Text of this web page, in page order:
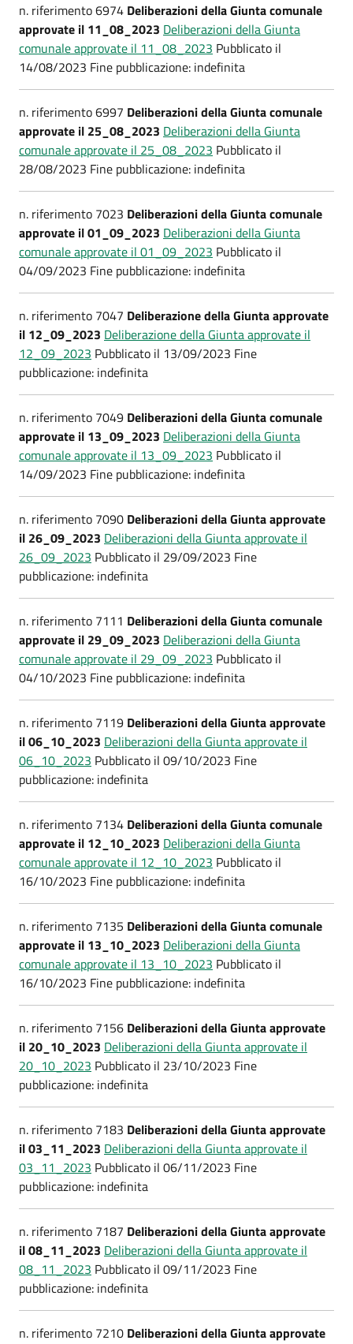
n. riferimento 6974 Deliberazioni della Giunta comunale
approvate il 11_08_2023 Deliberazioni della Giunta
comunale approvate il 11_08_2023 Pubblicato il
14/08/2023 Fine pubblicazione: indefinita
n. riferimento 6997 Deliberazioni della Giunta comunale
approvate il 25_08_2023 Deliberazioni della Giunta
comunale approvate il 25_08_2023 Pubblicato il
28/08/2023 Fine pubblicazione: indefinita
n. riferimento 7023 Deliberazioni della Giunta comunale
approvate il 01_09_2023 Deliberazioni della Giunta
comunale approvate il 01_09_2023 Pubblicato il
04/09/2023 Fine pubblicazione: indefinita
n. riferimento 7047 Deliberazione della Giunta approvate
il 12_09_2023 Deliberazione della Giunta approvate il
12_09_2023 Pubblicato il 13/09/2023 Fine
pubblicazione: indefinita
n. riferimento 7049 Deliberazioni della Giunta comunale
approvate il 13_09_2023 Deliberazioni della Giunta
comunale approvate il 13_09_2023 Pubblicato il
14/09/2023 Fine pubblicazione: indefinita
n. riferimento 7090 Deliberazioni della Giunta approvate
il 26_09_2023 Deliberazioni della Giunta approvate il
26_09_2023 Pubblicato il 29/09/2023 Fine
pubblicazione: indefinita
n. riferimento 7111 Deliberazioni della Giunta comunale
approvate il 29_09_2023 Deliberazioni della Giunta
comunale approvate il 29_09_2023 Pubblicato il
04/10/2023 Fine pubblicazione: indefinita
n. riferimento 7119 Deliberazioni della Giunta approvate
il 06_10_2023 Deliberazioni della Giunta approvate il
06_10_2023 Pubblicato il 09/10/2023 Fine
pubblicazione: indefinita
n. riferimento 7134 Deliberazioni della Giunta comunale
approvate il 12_10_2023 Deliberazioni della Giunta
comunale approvate il 12_10_2023 Pubblicato il
16/10/2023 Fine pubblicazione: indefinita
n. riferimento 7135 Deliberazioni della Giunta comunale
approvate il 13_10_2023 Deliberazioni della Giunta
comunale approvate il 13_10_2023 Pubblicato il
16/10/2023 Fine pubblicazione: indefinita
n. riferimento 7156 Deliberazioni della Giunta approvate
il 20_10_2023 Deliberazioni della Giunta approvate il
20_10_2023 Pubblicato il 23/10/2023 Fine
pubblicazione: indefinita
n. riferimento 7183 Deliberazioni della Giunta approvate
il 03_11_2023 Deliberazioni della Giunta approvate il
03_11_2023 Pubblicato il 06/11/2023 Fine
pubblicazione: indefinita
n. riferimento 7187 Deliberazioni della Giunta approvate
il 08_11_2023 Deliberazioni della Giunta approvate il
08_11_2023 Pubblicato il 09/11/2023 Fine
pubblicazione: indefinita
n. riferimento 7210 Deliberazioni della Giunta approvate